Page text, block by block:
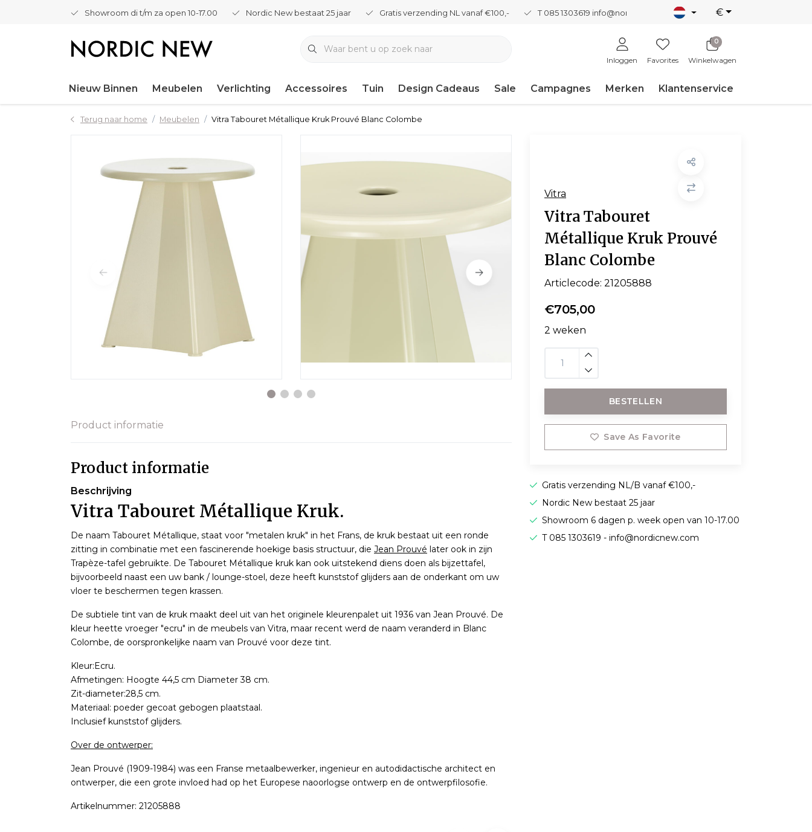
Showroom di t/m za open 10-17.00 Nordic New bestaat 25 jaar Gratis verzending NL vanaf €100,- T 085 1303619 info@nordicnew.nl €
Inloggen Favorites
0
Winkelwagen
Nieuw Binnen Meubelen Verlichting Accessoires Tuin Design Cadeaus Sale Campagnes Merken Klantenservice
Terug naar home Meubelen Vitra Tabouret Métallique Kruk Prouvé Blanc Colombe
Vitra
Vitra Tabouret
Métallique Kruk Prouvé
Blanc Colombe
Articlecode: 21205888
€705,00
2 weken
BESTELLEN
Save As Favorite
Gratis verzending NL/B vanaf €100,-
Nordic New bestaat 25 jaar
Showroom 6 dagen p. week open van 10-17.00
T 085 1303619 -info@nordicnew.com
Product informatie
Product informatie
Beschrijving
Vitra Tabouret Métallique Kruk.
De naam Tabouret Métallique, staat voor "metalen kruk" in het Frans, de kruk bestaat uit een ronde
zitting in combinatie met een fascinerende hoekige basis structuur, die Jean Prouvé later ook in zijn
Trapèze-tafel gebruikte. De Tabouret Métallique kruk kan ook uitstekend diens doen als bijzettafel,
bijvoorbeeld naast een uw bank / lounge-stoel, deze heeft kunststof glijders aan de onderkant om uw
vloer te beschermen tegen krassen.
De subtiele tint van de kruk maakt deel uit van het originele kleurenpalet uit 1936 van Jean Prouvé. De
kleur heette vroeger "ecru" in de meubels van Vitra, maar recent werd de naam veranderd in Blanc
Colombe, de oorspronkelijke naam van Prouvé voor deze tint.
Kleur:Ecru.
Afmetingen: Hoogte 44,5 cm Diameter 38 cm.
Zit-diameter:28,5 cm.
Materiaal: poeder gecoat gebogen plaatstaal.
Inclusief kunststof glijders.
Over de ontwerper:
Jean Prouvé (1909-1984) was een Franse metaalbewerker, ingenieur en autodidactische architect en
ontwerper, die een grote invloed had op het Europese naoorlogse ontwerp en de ontwerpfilosofie.
Artikelnummer: 21205888